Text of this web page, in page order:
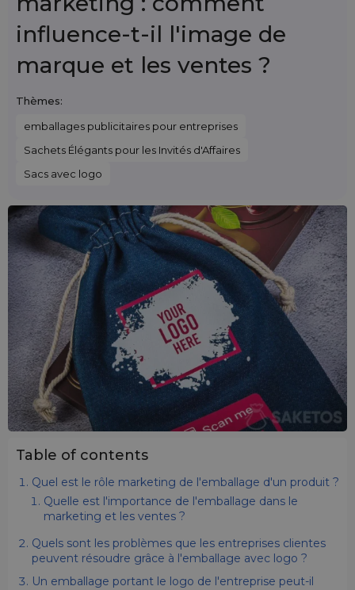
influence-t-il l'image de
marque et les ventes ?
Thèmes:
emballages publicitaires pour entreprises
Sachets Élégants pour les Invités d'Affaires
Sacs avec logo
Table of contents
Quel est le rôle marketing de l'emballage d'un produit ?
Quelle est l'importance de l'emballage dans le
marketing et les ventes ?
Quels sont les problèmes que les entreprises clientes
peuvent résoudre grâce à l'emballage avec logo ?
Un emballage portant le logo de l'entreprise peut-il